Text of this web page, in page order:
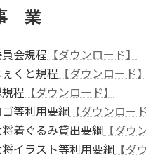
業
会規程 【ダウンロード】
くと規程 【ダウンロード】
程 【ダウンロード】
等利用要綱 【ダウンロード
着ぐるみ貸出要綱 【ダウ
イラスト等利用要綱 【ダ